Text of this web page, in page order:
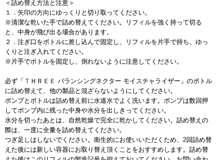
＜詰め替え方法と注意＞
１．矢印の方向にゆっくりと切り取ってください。
※清潔な乾いた手で詰め替えてください。リフィルを強く持って切る
と、中身が飛び出る場合があります。
２．注ぎ口をボトルに差し込んで固定し、リフィルを片手で持ち、ゆっ
くりと注ぎ入れてください。
※片手でボトルを固定し、倒れないように注意してください。
必ず「ＴＨＲＥＥ バランシングネクター モイスチャライザー」のボトル
に詰め替えて、他の製品と混ざらないようにしてください。
ポンプとボトルは詰め替え前に水道水でよく洗います。ポンプは数回押
してポンプ内に残った中身や水分を出しきってください。
水分を切ったあとは、自然乾燥で完全に乾かしてください。詰め替えの
際は、一度に全量を詰め替えてください。
つぎ足しはしないでください。衛生的にお使いいただくため、2回詰め替
えた後には新しい容器にお取り替え頂くことをおすすめします。詰め替